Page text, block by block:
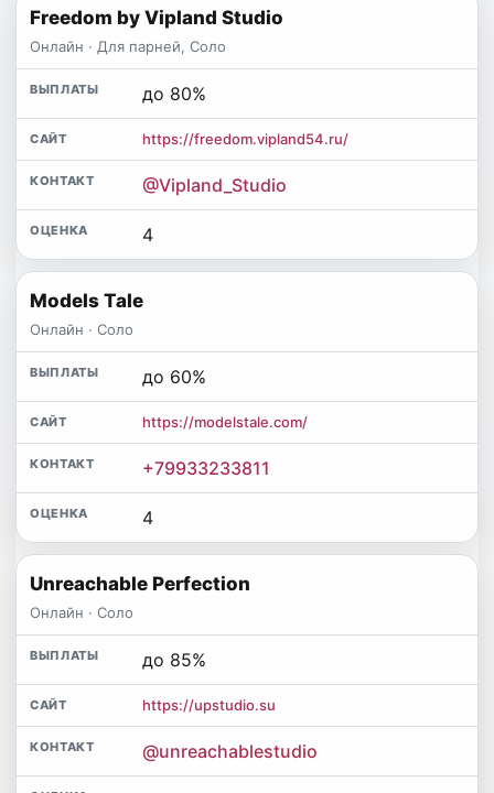
Freedom by Vipland Studio
Онлайн · Для парней, Соло
до 80%
https://freedom.vipland54.ru/
@Vipland_Studio
4
Models Tale
Онлайн · Соло
до 60%
https://modelstale.com/
+79933233811
4
Unreachable Perfection
Онлайн · Соло
до 85%
https://upstudio.su
@unreachablestudio